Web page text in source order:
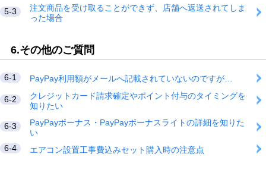
5-3
注文商品を受け取ることができず、店舗へ返送されてしま
った場合
6.その他のご質問
6-1 PayPay利用額がメールへ記載されていないのですが…
6-2
クレジットカード請求確定やポイント付与のタイミングを
知りたい
6-3
PayPayボーナス・PayPayボーナスライトの詳細を知りた
い
6-4
エアコン設置工事費込みセット購入時の注意点